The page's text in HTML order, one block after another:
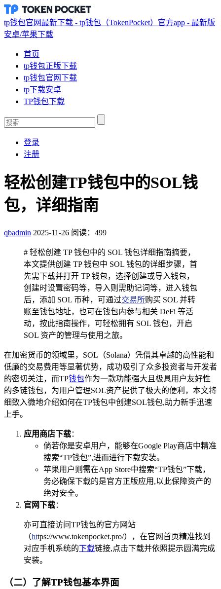
tp钱包官网最新下载 - tp钱包（TokenPocket）官方app - 最新版
安卓/苹果下载
首页
tp钱包正版下载
tp钱包官网下载
tp下载安卓
TP钱包下载
登录
注册
轻松创建TP钱包中的SOL钱
包，详细指南
qbadmin 2025-11-26 阅读：499
# 轻松创建 TP 钱包中的 SOL 钱包详细指南摘要，
本文提供创建 TP 钱包中 SOL 钱包的详细步骤，首
先需下载并打开 TP 钱包，选择创建或导入钱包，
创建时设置密码等，导入则需助记词等，进入钱包
后，添加 SOL 币种，可通过交易所购买 SOL 并转
账至钱包地址，也可在钱包内参与相关 DeFi 等活
动，按此指南操作，可轻松拥有 SOL 钱包，开启
SOL 资产的管理与使用之旅。
在加密货币的领域里，SOL（Solana）凭借其卓越的高性能和
低廉的交易费用等显著优势，成功吸引了众多投资者与开发者
的密切关注，而TP钱包作为一款功能强大且极具用户友好性
的多链钱包，为用户管理SOL资产提供了极大的便利，本文将
细致入微地介绍如何在TP钱包中创建SOL钱包,助力新手迅速
上手。
应用商店下载：
倘若你是安卓用户，能够在Google Play商店中精准
搜索“TP钱包”,进而进行下载安装。
苹果用户则需在App Store中搜索“TP钱包”下载，
务必确保下载的是官方正版应用,以此保障资产的
绝对安全。
官网下载：
亦可直接访问TP钱包的官方网站
（https://www.tokenpocket.pro/），在官网首页精准找到
对应手机系统的下载链接,点击下载并依照提示圆满完成
安装。
（二）了解TP钱包基本界面